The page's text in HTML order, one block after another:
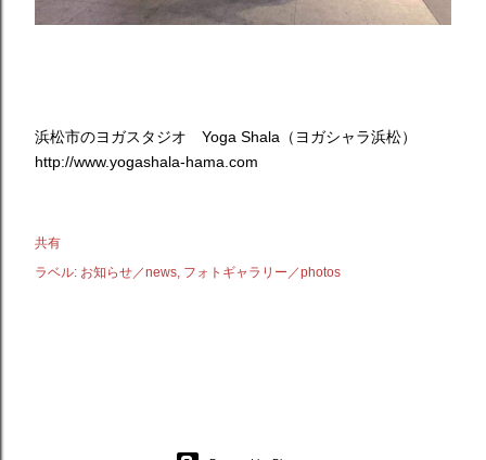
浜松市のヨガスタジオ Yoga Shala（ヨガシャラ浜松）
http://www.yogashala-hama.com
共有
ラベル: お知らせ／news フォトギャラリー／photos